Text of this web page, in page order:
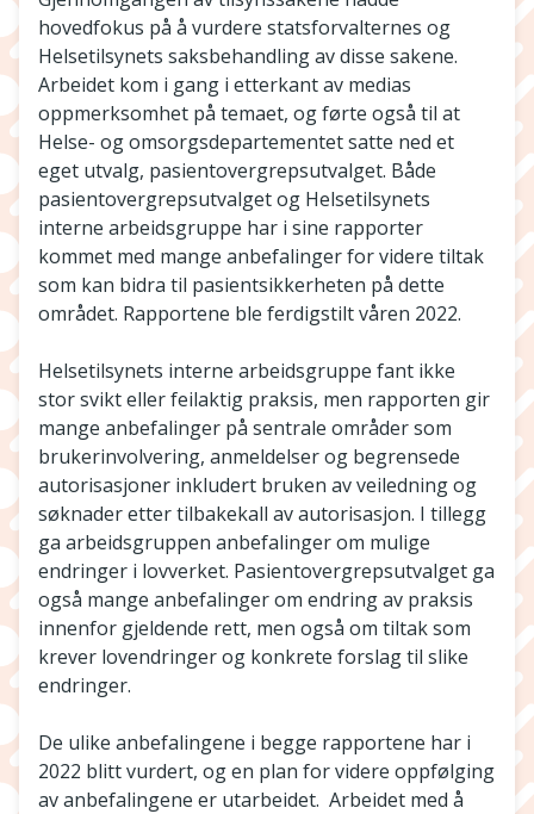
hovedfokus på å vurdere statsforvalternes og
Helsetilsynets saksbehandling av disse sakene.
Arbeidet kom i gang i etterkant av medias
oppmerksomhet på temaet, og førte også til at
Helse- og omsorgsdepartementet satte ned et
eget utvalg, pasientovergrepsutvalget. Både
pasientovergrepsutvalget og Helsetilsynets
interne arbeidsgruppe har i sine rapporter
kommet med mange anbefalinger for videre tiltak
som kan bidra til pasientsikkerheten på dette
området. Rapportene ble ferdigstilt våren 2022.
Helsetilsynets interne arbeidsgruppe fant ikke
stor svikt eller feilaktig praksis, men rapporten gir
mange anbefalinger på sentrale områder som
brukerinvolvering, anmeldelser og begrensede
autorisasjoner inkludert bruken av veiledning og
søknader etter tilbakekall av autorisasjon. I tillegg
ga arbeidsgruppen anbefalinger om mulige
endringer i lovverket. Pasientovergrepsutvalget ga
også mange anbefalinger om endring av praksis
innenfor gjeldende rett, men også om tiltak som
krever lovendringer og konkrete forslag til slike
endringer.
De ulike anbefalingene i begge rapportene har i
2022 blitt vurdert, og en plan for videre oppfølging
av anbefalingene er utarbeidet. Arbeidet med å